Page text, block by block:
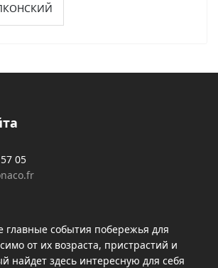
05
главные события побережья для
от их возраста, пристрастий и
найдет здесь интересную для себя